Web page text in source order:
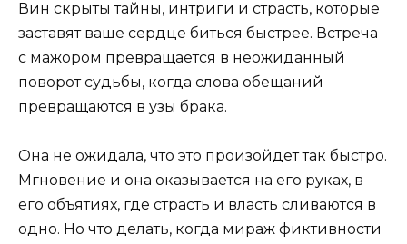
Вин скрыты тайны, интриги и страсть, которые
заставят ваше сердце биться быстрее. Встреча
с мажором превращается в неожиданный
поворот судьбы, когда слова обещаний
превращаются в узы брака.
Она не ожидала, что это произойдет так быстро.
Мгновение и она оказывается на его руках, в
его объятиях, где страсть и власть сливаются в
одно. Но что делать, когда мираж фиктивности